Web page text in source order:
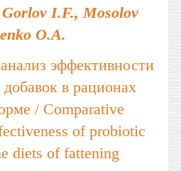
I.F., Mosolov
O.A.
эффективности
в рационах
/ Comparative
of probiotic
diets of fattening